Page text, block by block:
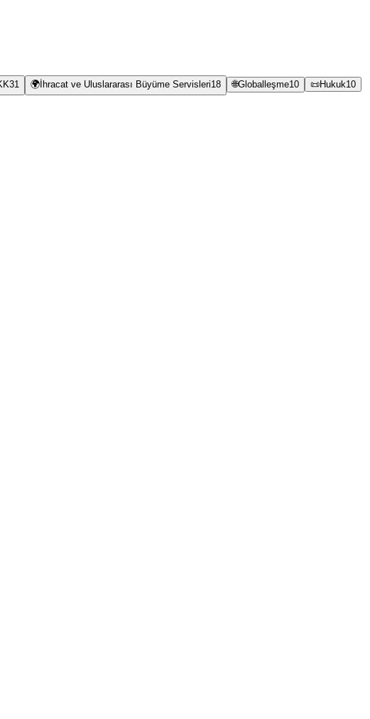
31 🌍 İhracat ve Uluslararası Büyüme Servisleri18 🌐Globalleşme10 📜Hukuk10